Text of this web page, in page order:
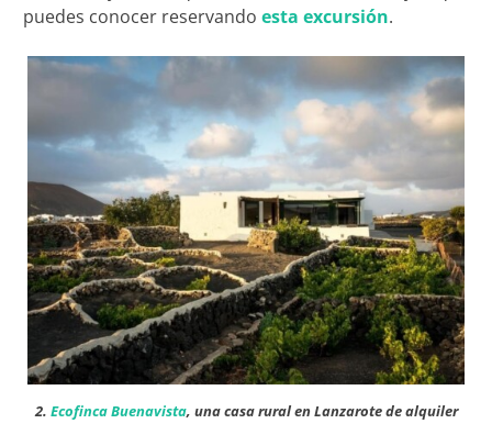
puedes conocer reservando esta excursión.
2. Ecofinca Buenavista, una casa rural en Lanzarote de alquiler